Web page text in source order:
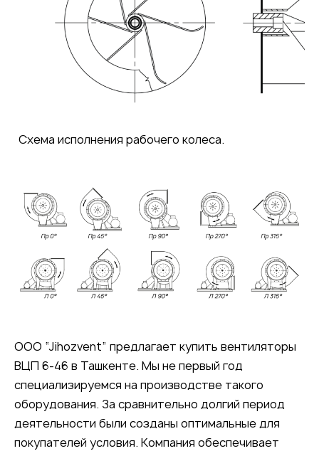
Схема исполнения рабочего колеса.
ООО “Jihozvent” предлагает купить вентиляторы
ВЦП 6-46 в Ташкенте. Мы не первый год
специализируемся на производстве такого
оборудования. За сравнительно долгий период
деятельности были созданы оптимальные для
покупателей условия. Компания обеспечивает